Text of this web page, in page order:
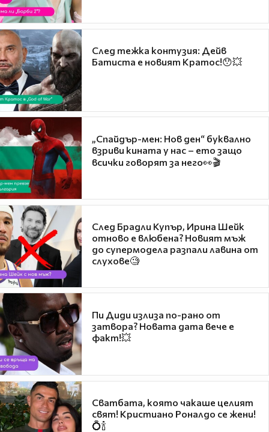
След тежка контузия: Дейв
Батиста е новият Кратос!😯💥
„Спайдър-мен: Нов ден“ буквално
взриви кината у нас – ето защо
всички говорят за него👀🎬
След Брадли Купър, Ирина Шейк
отново е влюбена? Новият мъж
до супермодела разпали лавина от
слухове🧐
Пи Диди излиза по-рано от
затвора? Новата дата вече е
факт!💥
Сватбата, която чакаше целият
свят! Кристиано Роналдо се жени!
💍🍾